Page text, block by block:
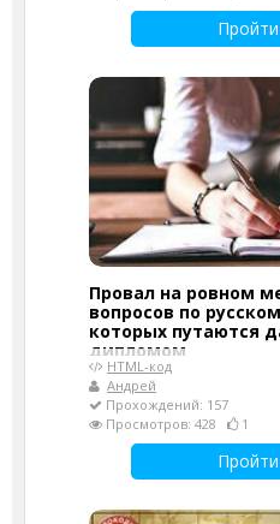
Провал на ровном
вопросов по
которых путаются
дипломом
HTML-код
Андрей
Прохождений: 157
Просмотров: 428
1